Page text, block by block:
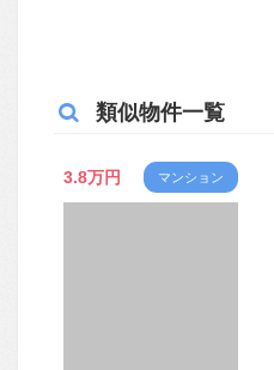
類似物件一覧
3.8万円 マンション